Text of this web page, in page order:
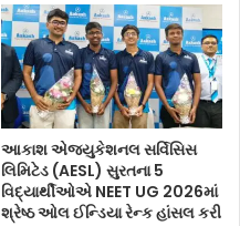
આકાશ એજ્યુકેશનલ સર્વિસિસ
લિમિટેડ (AESL) સુરતના 5
વિદ્યાર્થીઓએ NEET UG 2026માં
શ્રેષ્ઠ ઓલ ઈન્ડિયા રેન્ક હાંસલ કરી